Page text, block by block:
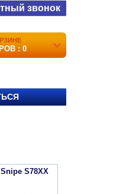
звонок
: 0
S78XX